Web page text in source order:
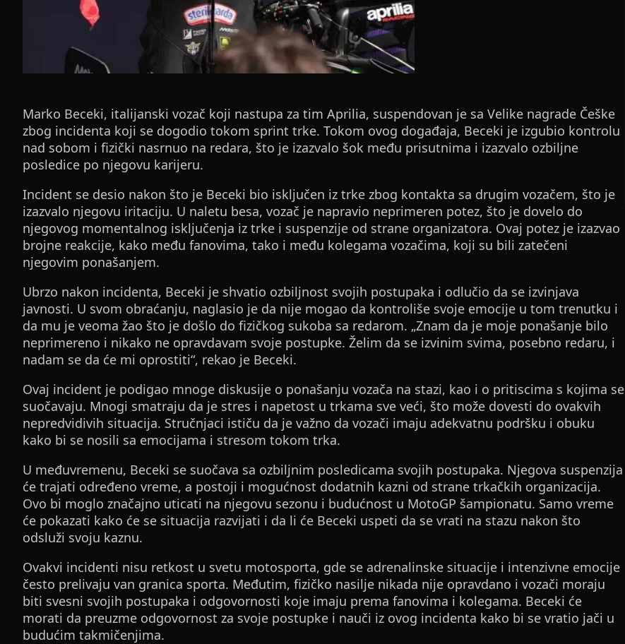
Marko Beceki, italijanski vozač koji nastupa za tim Aprilia, suspendovan je sa Velike nagrade Češke
zbog incidenta koji se dogodio tokom sprint trke. Tokom ovog događaja, Beceki je izgubio kontrolu
nad sobom i fizički nasrnuo na redara, što je izazvalo šok među prisutnima i izazvalo ozbiljne
posledice po njegovu karijeru.
Incident se desio nakon što je Beceki bio isključen iz trke zbog kontakta sa drugim vozačem, što je
izazvalo njegovu iritaciju. U naletu besa, vozač je napravio neprimeren potez, što je dovelo do
njegovog momentalnog isključenja iz trke i suspenzije od strane organizatora. Ovaj potez je izazvao
brojne reakcije, kako među fanovima, tako i među kolegama vozačima, koji su bili zatečeni
njegovim ponašanjem.
Ubrzo nakon incidenta, Beceki je shvatio ozbiljnost svojih postupaka i odlučio da se izvinjava
javnosti. U svom obraćanju, naglasio je da nije mogao da kontroliše svoje emocije u tom trenutku i
da mu je veoma žao što je došlo do fizičkog sukoba sa redarom. „Znam da je moje ponašanje bilo
neprimereno i nikako ne opravdavam svoje postupke. Želim da se izvinim svima, posebno redaru, i
nadam se da će mi oprostiti“, rekao je Beceki.
Ovaj incident je podigao mnoge diskusije o ponašanju vozača na stazi, kao i o pritiscima s kojima se
suočavaju. Mnogi smatraju da je stres i napetost u trkama sve veći, što može dovesti do ovakvih
nepredvidivih situacija. Stručnjaci ističu da je važno da vozači imaju adekvatnu podršku i obuku
kako bi se nosili sa emocijama i stresom tokom trka.
U međuvremenu, Beceki se suočava sa ozbiljnim posledicama svojih postupaka. Njegova suspenzija
će trajati određeno vreme, a postoji i mogućnost dodatnih kazni od strane trkačkih organizacija.
Ovo bi moglo značajno uticati na njegovu sezonu i budućnost u MotoGP šampionatu. Samo vreme
će pokazati kako će se situacija razvijati i da li će Beceki uspeti da se vrati na stazu nakon što
odsluži svoju kaznu.
Ovakvi incidenti nisu retkost u svetu motosporta, gde se adrenalinske situacije i intenzivne emocije
često prelivaju van granica sporta. Međutim, fizičko nasilje nikada nije opravdano i vozači moraju
biti svesni svojih postupaka i odgovornosti koje imaju prema fanovima i kolegama. Beceki će
morati da preuzme odgovornost za svoje postupke i nauči iz ovog incidenta kako bi se vratio jači u
budućim takmičenjima.